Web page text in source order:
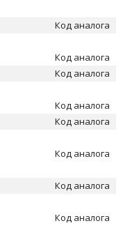
Код аналога
Код аналога
Код аналога
Код аналога
Код аналога
Код аналога
Код аналога
Код аналога